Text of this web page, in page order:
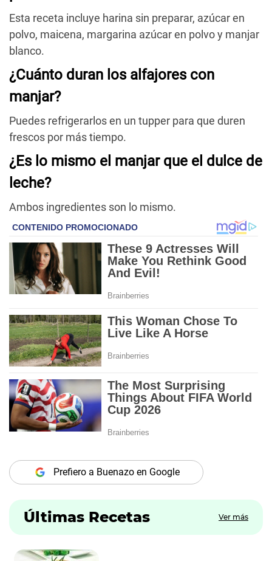
Esta receta incluye harina sin preparar, azúcar en
polvo, maicena, margarina azúcar en polvo y manjar
blanco.
¿Cuánto duran los alfajores con
manjar?
Puedes refrigerarlos en un tupper para que duren
frescos por más tiempo.
¿Es lo mismo el manjar que el dulce de
leche?
Ambos ingredientes son lo mismo.
Prefiero a Buenazo en Google
Últimas Recetas Ver más